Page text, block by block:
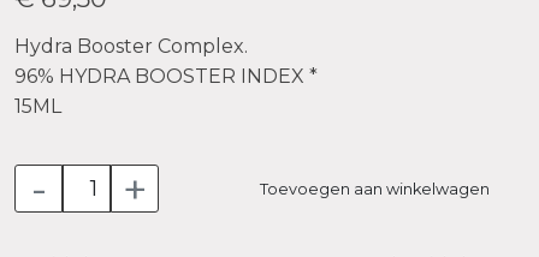
Hydra Booster Complex.
96% HYDRA BOOSTER INDEX *
15ML
- + Toevoegen aan winkelwagen